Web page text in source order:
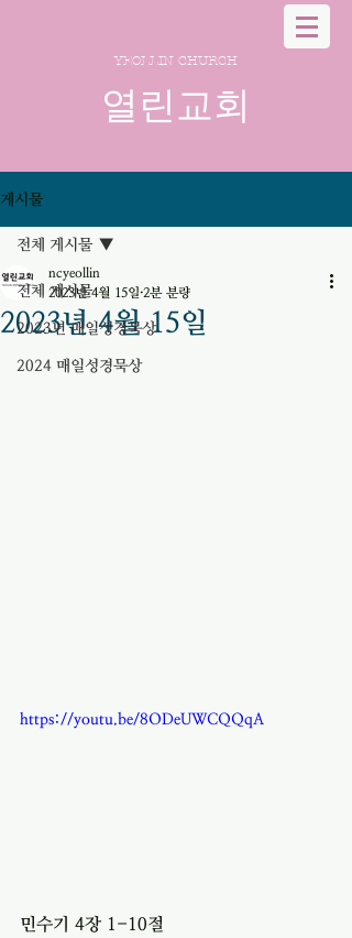
YEOLLIN CHURCH
열린교회
게시물
전체 게시물
2023년 매일성경묵상
2024 매일성경묵상
전체 게시물
2023년 4월 15일
ncyeollin
2023년 4월 15일 2분 분량
https://youtu.be/8ODeUWCQQqA
민수기 4장 1-10절